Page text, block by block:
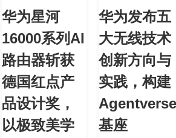
华为星河
16000系列AI
路由器斩获
德国红点产
品设计奖，
以极致美学
华为发布五
大无线技术
创新方向与
实践，构建
Agentverse
基座